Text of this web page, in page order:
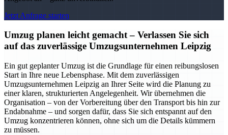
Jetzt Anfrage starten
Umzug planen leicht gemacht – Verlassen Sie sich
auf das zuverlässige Umzugsunternehmen Leipzig
Ein gut geplanter Umzug ist die Grundlage für einen reibungslosen
Start in Ihre neue Lebensphase. Mit dem zuverlässigen
Umzugsunternehmen Leipzig an Ihrer Seite wird die Planung zu
einer klaren, strukturierten Angelegenheit. Wir übernehmen die
Organisation – von der Vorbereitung über den Transport bis hin zur
Endabnahme – und sorgen dafür, dass Sie sich entspannt auf den
Umzug konzentrieren können, ohne sich um die Details kümmern
zu müssen.